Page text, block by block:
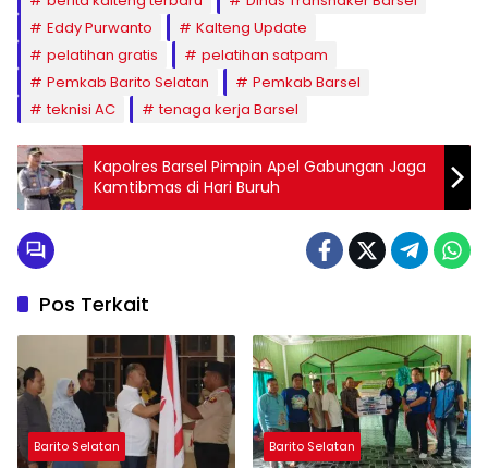
Eddy Purwanto
Kalteng Update
pelatihan gratis
pelatihan satpam
Pemkab Barito Selatan
Pemkab Barsel
teknisi AC
tenaga kerja Barsel
Kapolres Barsel Pimpin Apel Gabungan Jaga
Kamtibmas di Hari Buruh
Pos Terkait
Barito Selatan Barito Selatan